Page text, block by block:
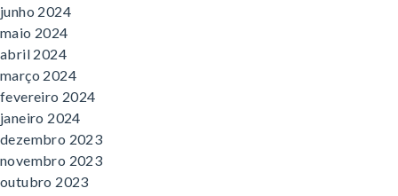
junho 2024
maio 2024
abril 2024
março 2024
fevereiro 2024
janeiro 2024
dezembro 2023
novembro 2023
outubro 2023